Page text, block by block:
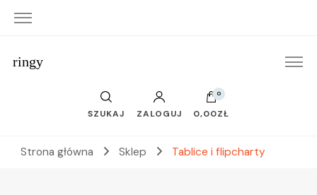
ringy
SZUKAJ ZALOGUJ
0
0,00ZŁ
Strona główna Sklep Tablice i flipcharty